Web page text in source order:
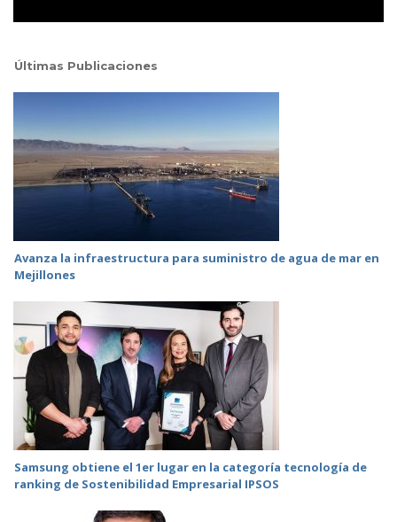
Últimas Publicaciones
Avanza la infraestructura para suministro de agua de mar en
Mejillones
Samsung obtiene el 1er lugar en la categoría tecnología de
ranking de Sostenibilidad Empresarial IPSOS